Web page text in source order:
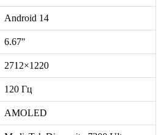
Android 14
6.67"
2712×1220
120 Гц
AMOLED